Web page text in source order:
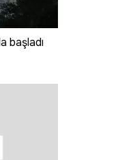
başladı